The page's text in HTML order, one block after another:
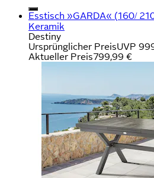
Esstisch »GARDA« (160/
Keramik
Destiny
Ursprünglicher PreisUVP
Aktueller Preis799,99 €